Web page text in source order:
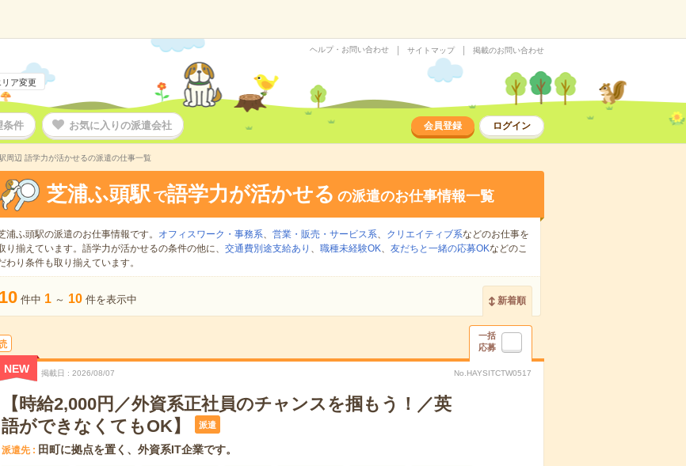
リア変更
ヘルプ・お問い合わせ サイトマップ 掲載のお問い合わせ
条件 お気に入りの派遣会社 会員登録 ログイン
周辺 語学力が活かせるの派遣の仕事一覧
芝浦ふ頭駅 で語学力が活かせる の派遣のお仕事情報一覧
浦ふ頭駅の派遣のお仕事情報です。 オフィスワーク・事務系、 営業・販売・サービス系、 クリエイティブ系などのお仕事を
り揃えています。語学力が活かせるの条件の他に、 交通費別途支給あり 、 職種未経験OK、 友だちと一緒の応募OKなどのこ
わり条件も取り揃えています。
10 件中 1 ～ 10 件を表示中 新着順
一括
応募
NEW 掲載日 2026/08/07 No.HAYSITCTW0517
【時給2,000円／外資系正社員のチャンスを掴もう！／英
語ができなくてもOK】
派遣
派遣先 田町に拠点を置く、外資系IT企業です。